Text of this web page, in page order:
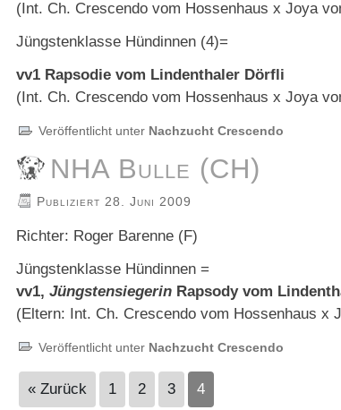
(Int. Ch. Crescendo vom Hossenhaus x Joya
Jüngstenklasse Hündinnen (4)=
vv1 Rapsodie vom Lindenthaler Dörfli
(Int. Ch. Crescendo vom Hossenhaus x Joya
Veröffentlicht unter Nachzucht Crescendo
NHA Bulle (CH)
Publiziert 28. Juni 2009
Richter: Roger Barenne (F)
Jüngstenklasse Hündinnen =
vv1,Jüngstensiegerin Rapsody vom
(Eltern: Int. Ch. Crescendo vom Hossenhaus x
Veröffentlicht unter Nachzucht Crescendo
« Zurück 1 2 3 4